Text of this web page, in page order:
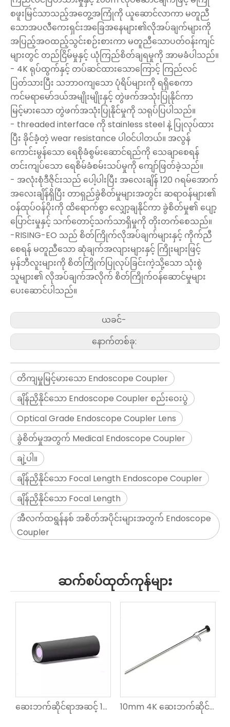
စဖူးမြင်သာသည့်အတွေ့အကြုံကို ယူဆောင်လာကာ မတူညီ
သောအပလီကေးရှင်းအခြေအနေများ၏လိုအပ်ချက်များကို
အပြည့်အဝထည့်သွင်းစဉ်းစားကာ မတူညီသောပတ်ဝန်းကျင်
များတွင် တည်ငြိမ်မှုနှင့် ယုံကြည်စိတ်ချရမှုကို အာမခံပါသည်။
- 4K ရုပ်ထွက်နှင့် တပ်ဆင်ထားသောကြောင့် ကြည်လင်
ပြတ်သားပြီး သဘာဝကျသော ပုံရိပ်များကို ရရှိစေကာ
ကင်မရာမော်ဒယ်အမျိုးမျိုးနှင့် တွဲဖက်အသုံးပြုနိုင်ကာ
မြင့်မားသော တွဲဖက်အသုံးပြုနိုင်မှုကို သရုပ်ပြပါသည်။
- threaded interface ကို stainless steel နဲ့ ပြုလုပ်ထား
ပြီး ခိုင်ခံ့တဲ့ wear resistance ပါ၀င်ပါတယ်။ အလွန်
ကောင်းမွန်သော ရေစိုခံစွမ်းဆောင်ရည်ကို သေချာစေရန်
တင်းကျပ်သော ရေစိမ်ခံစမ်းသပ်မှုကို ကျော်ဖြတ်ခဲ့သည်။
- အလုံးစုံဒီဇိုင်းသည် ပေါ့ပါးပြီး အလေးချိန် 120 ဂရမ်အောက်
အလေးချိန်ရှိပြီး တာရှည်ခွဲစိတ်မှုများအတွင်း ဆရာဝန်များ၏
ဝန်ထုပ်ဝန်ပိုးကို ထိရောက်စွာ လျှော့ချနိုင်ကာ ခွဲစိတ်မှု၏ ပျော့
ပြောင်းမှုနှင့် သက်တောင့်သက်သာရှိမှုကို တိုးတက်စေသည်။
-RISING-EO သည် စိတ်ကြိုက်လိုအပ်ချက်များနှင့် ကိုက်ညီ
စေရန် မတူညီသော ဆုံချက်အလျားများနှင့် ကြိုးများဖြင့်
မှန်ဘီလူးများကို စိတ်ကြိုက်ပြုလုပ်ခြင်းကဲ့သို့သော သုံးစွဲ
သူများ၏ လိုအပ်ချက်အလိုက် စိတ်ကြိုက်ဝန်ဆောင်မှုများ
ပေးဆောင်ပါသည်။
ယခင်-
နောက်တစ်ခု:
တိကျမှုမြင့်မားသော Endoscope Coupler
ချိန်ညှိနိုင်သော Endoscope Coupler စည်းဝေးပွဲ
Optical Grade Endoscope Coupler Lens
ခွဲစိတ်မှုအတွက် Medical Endoscope Coupler
ချဲ့ပါ။
ချိန်ညှိနိုင်သော Focal Length Endoscope Coupler
ချိန်ညှိနိုင်သော Focal Length
အီလက်ထရွန်နစ် အစိတ်အပိုင်းများအတွက် Endoscope
Coupler
ဆက်စပ်ထုတ်ကုန်များ
ဆေးဘက်ဆိုင်ရာအဆင့် 1/7 လက်မ မြင့်မားသောတိကျမှု OV9740 စီးရီး Endoscope မှန်ဘီလူး 10mm 4K ဆေးဘက်ဆိုင်ရာ တောင့်တင်းသော Laparoscope 30 ဒီဂရီ